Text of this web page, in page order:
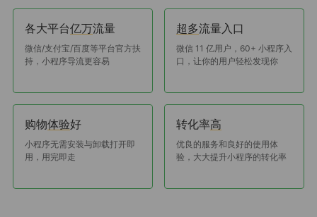
各大平台亿万流量
微信/支付宝/百度等平台官方扶
持，小程序导流更容易
购物体验好
小程序无需安装与卸载打开即
用，用完即走
超多流量入口
微信 11 亿用户，60+ 小程序入
口，让你的用户轻松发现你
转化率高
优良的服务和良好的使用体
验，大大提升小程序的转化率